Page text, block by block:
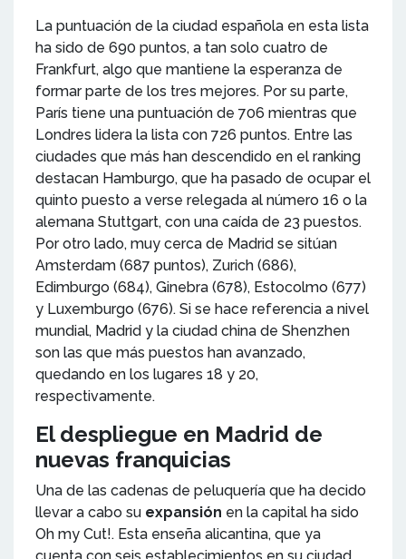
La puntuación de la ciudad española en esta lista
ha sido de 690 puntos, a tan solo cuatro de
Frankfurt, algo que mantiene la esperanza de
formar parte de los tres mejores. Por su parte,
París tiene una puntuación de 706 mientras que
Londres lidera la lista con 726 puntos. Entre las
ciudades que más han descendido en el ranking
destacan Hamburgo, que ha pasado de ocupar el
quinto puesto a verse relegada al número 16 o la
alemana Stuttgart, con una caída de 23 puestos.
Por otro lado, muy cerca de Madrid se sitúan
Amsterdam (687 puntos), Zurich (686),
Edimburgo (684), Ginebra (678), Estocolmo (677)
y Luxemburgo (676). Si se hace referencia a nivel
mundial, Madrid y la ciudad china de Shenzhen
son las que más puestos han avanzado,
quedando en los lugares 18 y 20,
respectivamente.
El despliegue en Madrid de
nuevas franquicias
Una de las cadenas de peluquería que ha decido
llevar a cabo su expansión en la capital ha sido
Oh my Cut!. Esta enseña alicantina, que ya
cuenta con seis establecimientos en su ciudad